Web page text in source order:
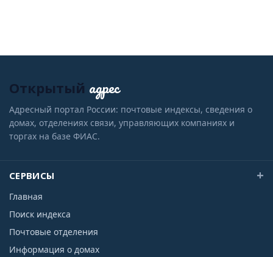
Открытый адрес
Адресный портал России: почтовые индексы, сведения о
домах, отделениях связи, управляющих компаниях и
торгах на базе ФИАС.
СЕРВИСЫ
Главная
Поиск индекса
Почтовые отделения
Информация о домах